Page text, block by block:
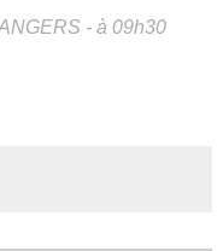
- à 09h30